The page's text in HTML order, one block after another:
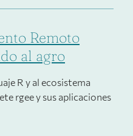
Remoto
al agro
R y al ecosistema
rgee y sus aplicaciones